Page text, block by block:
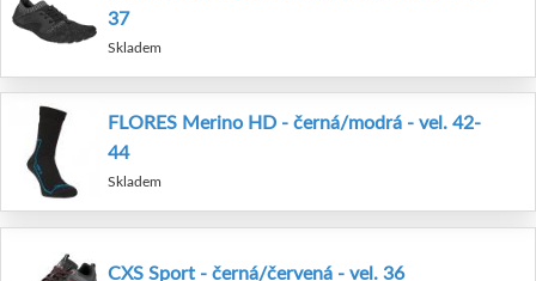
37
Skladem
FLORES Merino HD - černá/modrá - vel. 42-
44
Skladem
CXS Sport - černá/červená - vel. 36